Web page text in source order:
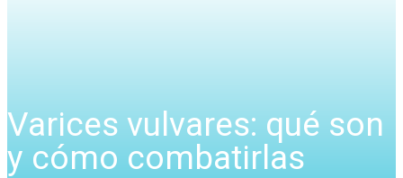
Varices vulvares: qué son
y cómo combatirlas